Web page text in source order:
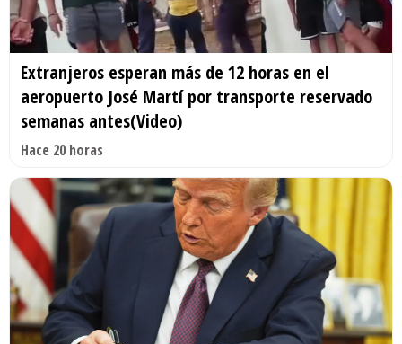
Extranjeros esperan más de 12 horas en el
aeropuerto José Martí por transporte reservado
semanas antes(Video)
Hace 20 horas